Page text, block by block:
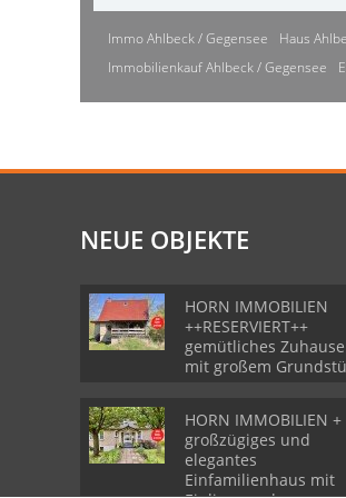
Immo Ahlbeck / Gegensee Haus
Immobilienkauf Ahlbeck / Gegensee
NEUE OBJEKTE
HORN IMMOBILIEN
++RESERVIERT++
gemütliches Zuhause
mit großem
HORN IMMOBILIEN +
großzügiges und
elegantes
Einfamilienhaus mit